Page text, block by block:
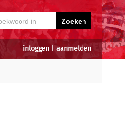
inloggen aanmelden